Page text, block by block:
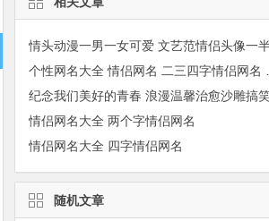
情侣网名大全 两个字情侣网名
情侣网名大全 四字情侣网名
随机文章